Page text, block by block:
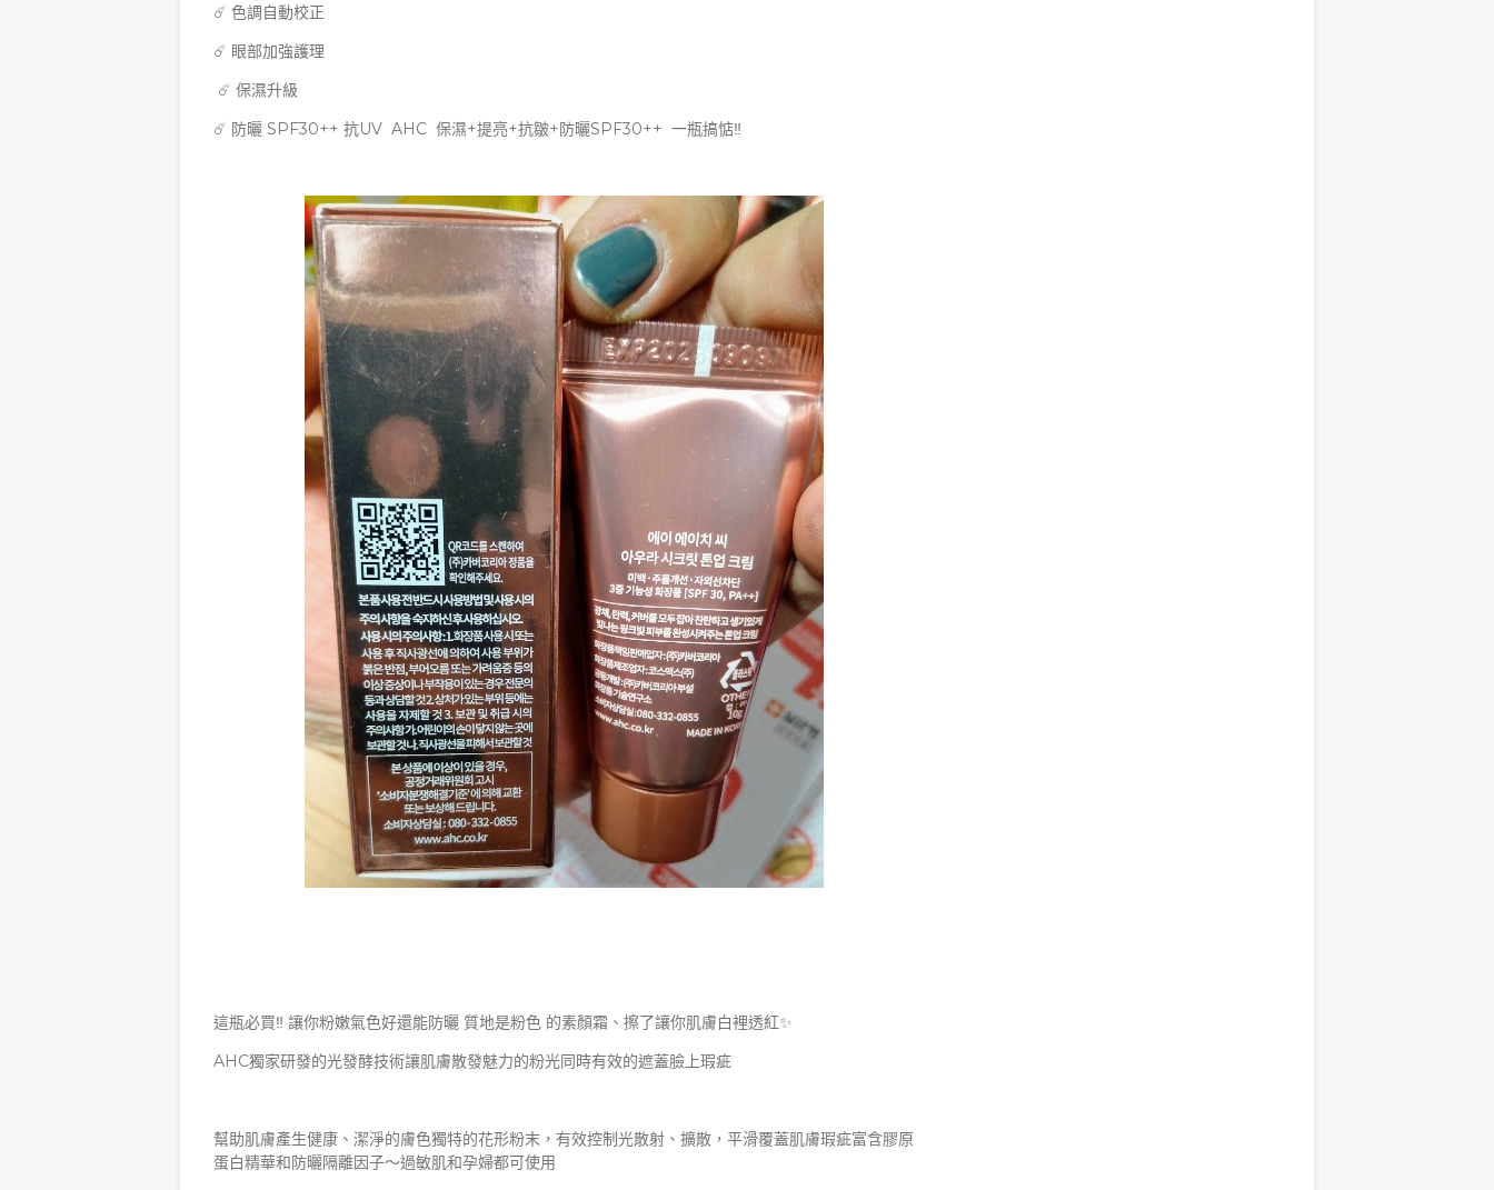
☄️ 色調自動校正
☄️ 眼部加強護理
☄️ 保濕升級
☄️ 防曬 SPF30++ 抗UV AHC 保濕+提亮+抗皺+防曬SPF30++ 一瓶搞惦‼️
這瓶必買‼️ 讓你粉嫩氣色好還能防曬 質地是粉色 的素顏霜、擦了讓你肌膚白裡透紅✨
AHC獨家研發的光發酵技術讓肌膚散發魅力的粉光同時有效的遮蓋臉上瑕疵
幫助肌膚產生健康、潔淨的膚色獨特的花形粉末，有效控制光散射、擴散，平滑覆蓋肌膚瑕疵富含膠原
蛋白精華和防曬隔離因子～過敏肌和孕婦都可使用